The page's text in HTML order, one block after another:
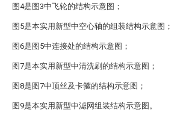
图4是图3中飞轮的结构示意图；
图5是本实用新型中空心轴的组装结构示意图；
图6是图5中连接处的结构示意图；
图7是本实用新型中清洗刷的结构示意图；
图8是图7中顶丝及卡箍的结构示意图；
图9是本实用新型中滤网组装结构示意图。